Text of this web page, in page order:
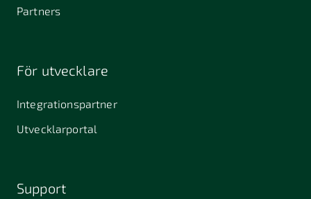
Partners
För utvecklare
Integrationspartner
Utvecklarportal
Support